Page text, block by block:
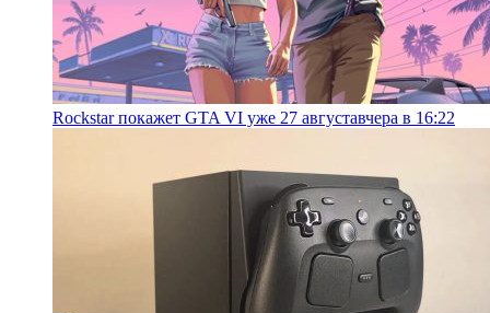
Rockstar покажет GTA VI уже 27 августавчера в 16:22